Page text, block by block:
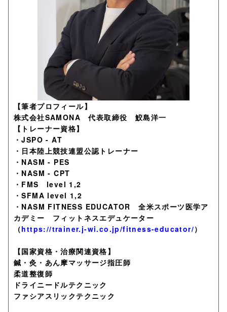
【筆者プロフィール】
株式会社SAMONA 代表取締役 鮫島洋一
【トレーナー資格】
・JSPO - AT
・日本陸上競技連盟公認トレーナー
・NASM - PES
・NASM - CPT
・FMS level 1,2
・SFMA level 1,2
・NASM FITNESS EDUCATOR 全米スポーツ医学ア
カデミー フィットネスエデュケーター
（https://trainer.j-wi.co.jp/fitness-educator/）
【国家資格・治療関連資格】
鍼・灸・あん摩マッサージ指圧師
柔道整復師
ドライニードルテクニック
ファシアスリックテクニック